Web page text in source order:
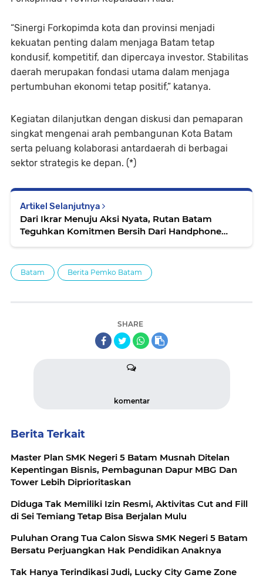
“Sinergi Forkopimda kota dan provinsi menjadi
kekuatan penting dalam menjaga Batam tetap
kondusif, kompetitif, dan dipercaya investor. Stabilitas
daerah merupakan fondasi utama dalam menjaga
pertumbuhan ekonomi tetap positif,” katanya.
Kegiatan dilanjutkan dengan diskusi dan pemaparan
singkat mengenai arah pembangunan Kota Batam
serta peluang kolaborasi antardaerah di berbagai
sektor strategis ke depan. (*)
Artikel Selanjutnya
Dari Ikrar Menuju Aksi Nyata, Rutan Batam
Teguhkan Komitmen Bersih Dari Handphone
Batam Berita Pemko Batam
SHARE
komentar
Berita Terkait
Master Plan SMK Negeri 5 Batam Musnah Ditelan
Kepentingan Bisnis, Pembagunan Dapur MBG Dan
Tower Lebih Diprioritaskan
Diduga Tak Memiliki Izin Resmi, Aktivitas Cut and Fill
di Sei Temiang Tetap Bisa Berjalan Mulu
Puluhan Orang Tua Calon Siswa SMK Negeri 5 Batam
Bersatu Perjuangkan Hak Pendidikan Anaknya
Tak Hanya Terindikasi Judi, Lucky City Game Zone